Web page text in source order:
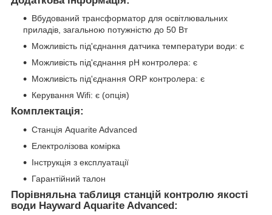
Вбудований трансформатор для освітлювальних
приладів, загальною потужністю до 50 Вт
Можливість під'єднання датчика температури води: є
Можливість під'єднання pH контролера: є
Можливість під'єднання ORP контролера: є
Керування Wifi: є (опція)
Комплектація:
Станція Aquarite Advanced
Електролізова комірка
Інструкція з експлуатації
Гарантійний талон
Порівняльна таблиця станцій контролю якості
води Hayward Aquarite Advanced: